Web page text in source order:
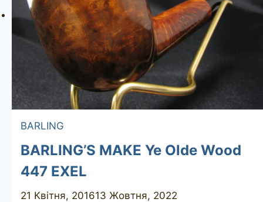
BARLING
BARLING’S MAKE Ye Olde Wood
447 EXEL
21 Квітня, 201613 Жовтня, 2022